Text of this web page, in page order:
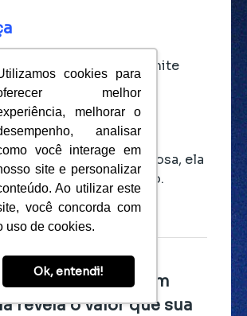
cookies para
melhor
melhorar o
analisar
você interage em
site e personalizar
Ao utilizar este
você concorda com
uso de cookies.
Ok, entendi!
consistente transmite
e credibilidade.
marca parece mais valiosa, ela
apenas por preço.
não muda quem
revela o valor que sua